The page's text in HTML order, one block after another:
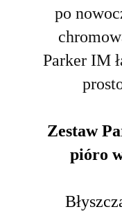
po
Parker IM
Zestaw
pióro